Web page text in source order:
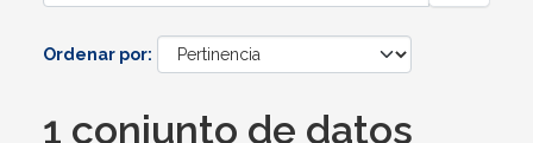
Ordenar por
1 conjunto de datos